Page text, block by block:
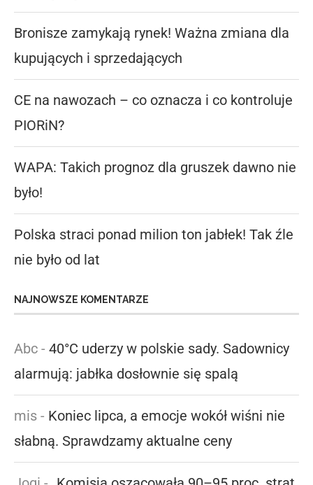
Bronisze zamykają rynek! Ważna zmiana dla
kupujących i sprzedających
CE na nawozach – co oznacza i co kontroluje
PIORiN?
WAPA: Takich prognoz dla gruszek dawno nie
było!
Polska straci ponad milion ton jabłek! Tak źle
nie było od lat
NAJNOWSZE KOMENTARZE
Abc - 40°C uderzy w polskie sady. Sadownicy
alarmują: jabłka dosłownie się spalą
mis - Koniec lipca, a emocje wokół wiśni nie
słabną. Sprawdzamy aktualne ceny